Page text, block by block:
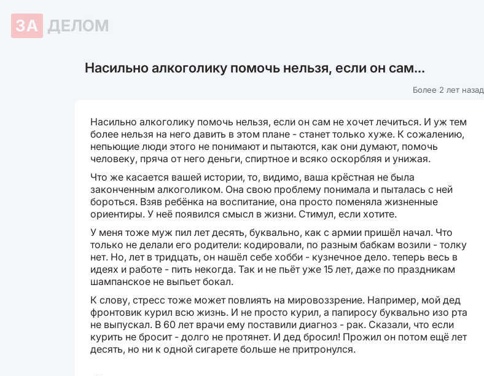
ЗА ДЕЛОМ
Насильно алкоголику помочь нельзя, если он сам...
Более 2 лет назад
Насильно алкоголику помочь нельзя, если он сам не хочет лечиться. И уж тем
более нельзя на него давить в этом плане - станет только хуже. К сожалению,
непьющие люди этого не понимают и пытаются, как они думают, помочь
человеку, пряча от него деньги, спиртное и всяко оскорбляя и унижая.
Что же касается вашей истории, то, видимо, ваша крёстная не была
законченным алкоголиком. Она свою проблему понимала и пыталась с ней
бороться. Взяв ребёнка на воспитание, она просто поменяла жизненные
ориентиры. У неё появился смысл в жизни. Стимул, если хотите.
У меня тоже муж пил лет десять, буквально, как с армии пришёл начал. Что
только не делали его родители: кодировали, по разным бабкам возили - толку
нет. Но, лет в тридцать, он нашёл себе хобби - кузнечное дело. теперь весь в
идеях и работе - пить некогда. Так и не пьёт уже 15 лет, даже по праздникам
шампанское не выпьет бокал.
К слову, стресс тоже может повлиять на мировоззрение. Например, мой дед
фронтовик курил всю жизнь. И не просто курил, а папиросу буквально изо рта
не выпускал. В 60 лет врачи ему поставили диагноз - рак. Сказали, что если
курить не бросит - долго не протянет. И дед бросил! Прожил он потом ещё лет
десять, но ни к одной сигарете больше не притронулся.